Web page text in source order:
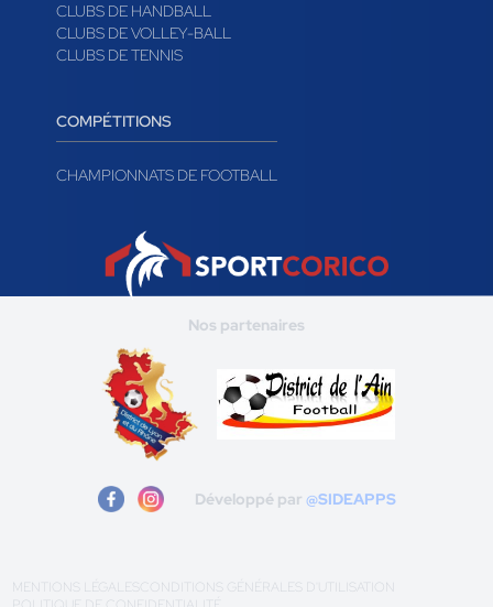
CLUBS DE HANDBALL
CLUBS DE VOLLEY-BALL
CLUBS DE TENNIS
COMPÉTITIONS
CHAMPIONNATS DE FOOTBALL
Nos partenaires
Développé par @SIDEAPPS
MENTIONS LÉGALES
CONDITIONS GÉNÉRALES D'UTILISATION